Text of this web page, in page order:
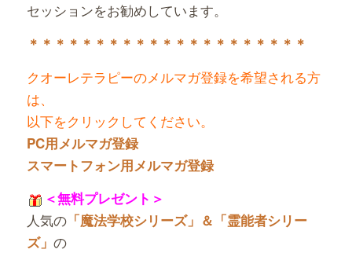
セッションをお勧めしています。
＊＊＊＊＊＊＊＊＊＊＊＊＊＊＊＊＊＊＊＊＊
クオーレテラピーのメルマガ登録を希望される方
は、
以下をクリックしてください。
PC用メルマガ登録
スマートフォン用メルマガ登録
＜無料プレゼント＞
人気の「魔法学校シリーズ」＆「霊能者シリー
ズ」 の